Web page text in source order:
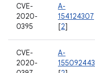
CVE-
2020-
0395
A-
154124307
[2]
CVE-
2020-
A-
155092443